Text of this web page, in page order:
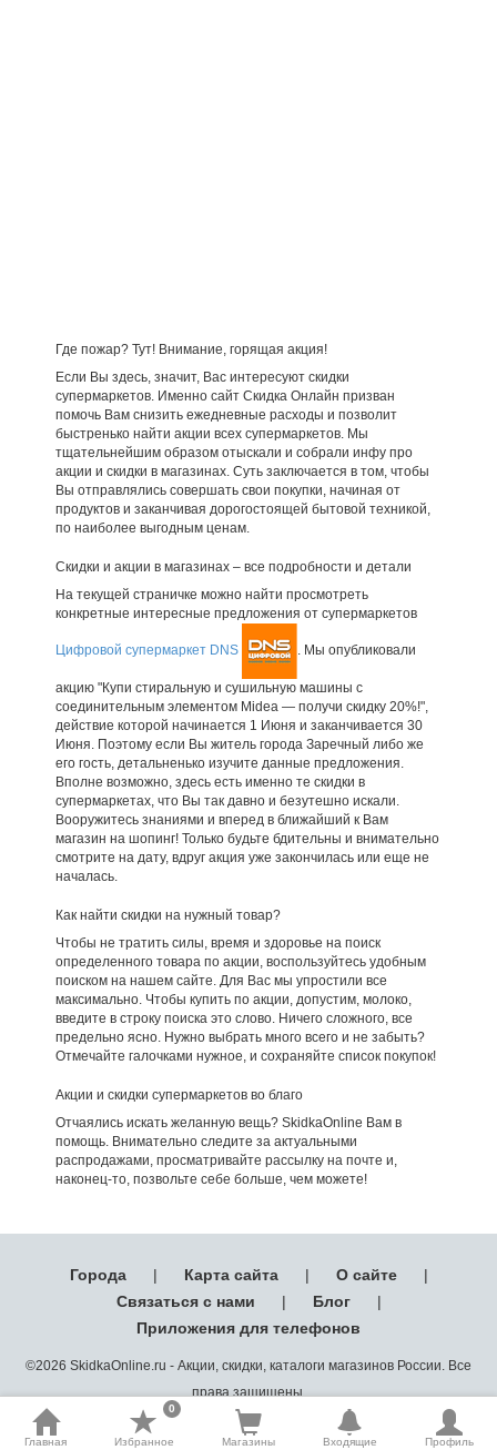
Где пожар? Тут! Внимание, горящая акция!
Если Вы здесь, значит, Вас интересуют скидки
супермаркетов. Именно сайт Скидка Онлайн призван
помочь Вам снизить ежедневные расходы и позволит
быстренько найти акции всех супермаркетов. Мы
тщательнейшим образом отыскали и собрали инфу про
акции и скидки в магазинах. Суть заключается в том, чтобы
Вы отправлялись совершать свои покупки, начиная от
продуктов и заканчивая дорогостоящей бытовой техникой,
по наиболее выгодным ценам.
Скидки и акции в магазинах – все подробности и детали
На текущей страничке можно найти просмотреть
конкретные интересные предложения от супермаркетов
Цифровой супермаркет DNS . Мы опубликовали
акцию "Купи стиральную и сушильную машины с
соединительным элементом Midea — получи скидку 20%!",
действие которой начинается 1 Июня и заканчивается 30
Июня. Поэтому если Вы житель города Заречный либо же
его гость, детальненько изучите данные предложения.
Вполне возможно, здесь есть именно те скидки в
супермаркетах, что Вы так давно и безутешно искали.
Вооружитесь знаниями и вперед в ближайший к Вам
магазин на шопинг! Только будьте бдительны и внимательно
смотрите на дату, вдруг акция уже закончилась или еще не
началась.
Как найти скидки на нужный товар?
Чтобы не тратить силы, время и здоровье на поиск
определенного товара по акции, воспользуйтесь удобным
поиском на нашем сайте. Для Вас мы упростили все
максимально. Чтобы купить по акции, допустим, молоко,
введите в строку поиска это слово. Ничего сложного, все
предельно ясно. Нужно выбрать много всего и не забыть?
Отмечайте галочками нужное, и сохраняйте список покупок!
Акции и скидки супермаркетов во благо
Отчаялись искать желанную вещь? SkidkaOnline Вам в
помощь. Внимательно следите за актуальными
распродажами, просматривайте рассылку на почте и,
наконец-то, позвольте себе больше, чем можете!
Города | Карта сайта | О сайте
|
Связаться с нами
| Блог
|
Приложения для телефонов
©2026 SkidkaOnline.ru - Акции, скидки, каталоги магазинов России. Все
права защищены.
Главная Избранное
0
Магазины Входящие Профиль